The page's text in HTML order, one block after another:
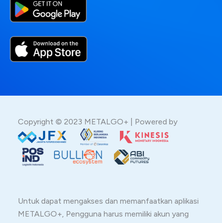
Copyright © 2023 METALGO+ | Powered by
Untuk dapat mengakses dan memanfaatkan aplikasi
METALGO+, Pengguna harus memiliki akun yang